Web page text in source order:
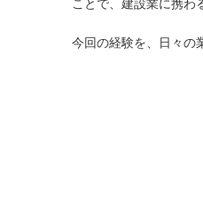
今回の経験を、日々の